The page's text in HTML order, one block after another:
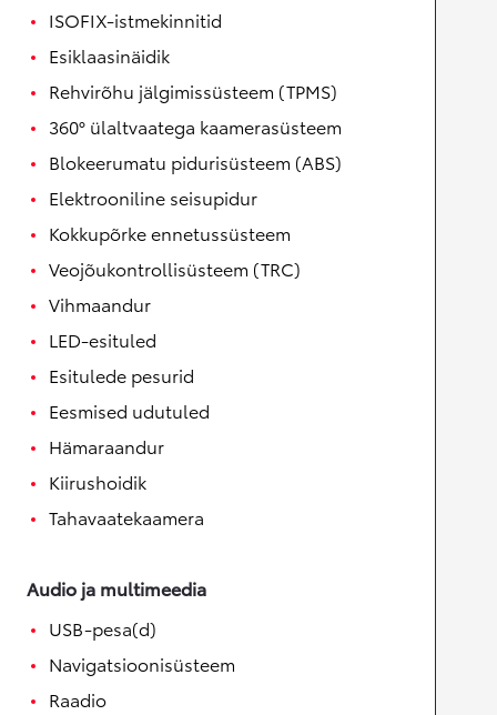
ISOFIX-istmekinnitid
Esiklaasinäidik
Rehvirõhu jälgimissüsteem (TPMS)
360° ülaltvaatega kaamerasüsteem
Blokeerumatu pidurisüsteem (ABS)
Elektrooniline seisupidur
Kokkupõrke ennetussüsteem
Veojõukontrollisüsteem (TRC)
Vihmaandur
LED-esituled
Esitulede pesurid
Eesmised udutuled
Hämaraandur
Kiirushoidik
Tahavaatekaamera
Audio ja multimeedia
USB-pesa(d)
Navigatsioonisüsteem
Raadio